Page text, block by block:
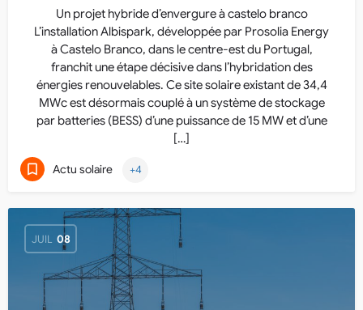
Un projet hybride d’envergure à castelo branco
L’installation Albispark, développée par Prosolia Energy
à Castelo Branco, dans le centre-est du Portugal,
franchit une étape décisive dans l’hybridation des
énergies renouvelables. Ce site solaire existant de 34,4
MWc est désormais couplé à un système de stockage
par batteries (BESS) d’une puissance de 15 MW et d’une
[…]
Actu solaire +4
JUIL 08